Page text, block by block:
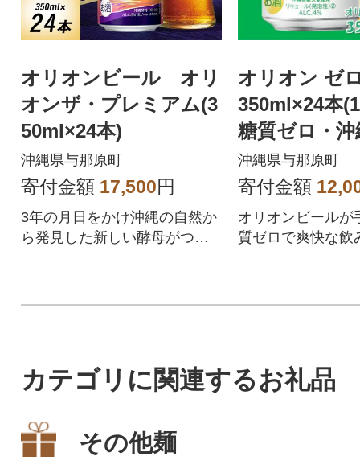
オリオンビール オリ
オンザ・プレミアム(3
50ml×24本)
沖縄県与那原町
寄付金額 17,500円
3年の月日をかけ沖縄の自然か
ら発見した新しい酵母がつく
オリオン ゼ
350ml×24本
糖質ゼロ・
快ビールテ
沖縄県与那原町
寄付金額
オリオンビールが
質ゼロで爽快な飲
カテゴリに関連するお礼品
その他麺